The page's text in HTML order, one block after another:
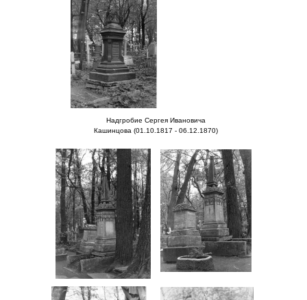
Надгробие Сергея Ивановича
Кашинцова (01.10.1817 - 06.12.1870)